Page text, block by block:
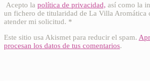
Acepto la política de privacidad, así como la
un fichero de titularidad de La Villa Aromática
atender mi solicitud. *
Este sitio usa Akismet para reducir el spam.
procesan los datos de tus comentarios.